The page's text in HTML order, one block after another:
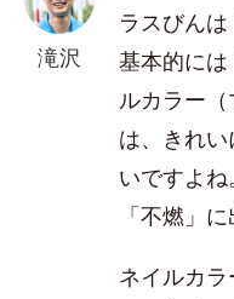
滝沢
ラスびん
基本的に
ルカラー
は、きれ
いですよね
「不燃」
ネイルカ